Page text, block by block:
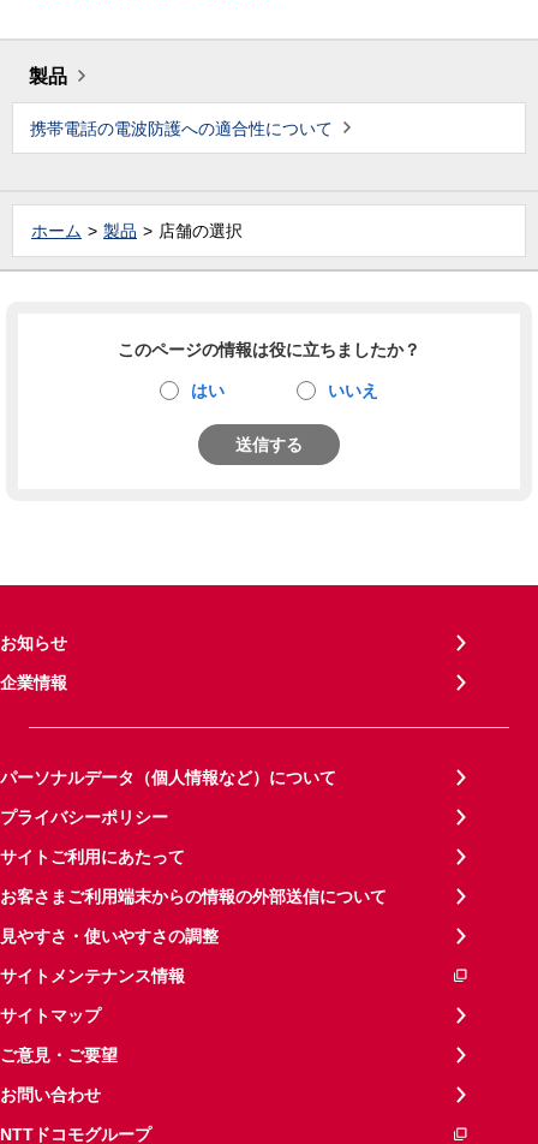
製品
携帯電話の電波防護への適合性について
ホーム 製品 店舗の選択
このページの情報は役に立ちましたか？
はい いいえ
送信する
お知らせ
企業情報
パーソナルデータ（個人情報など）について
プライバシーポリシー
サイトご利用にあたって
お客さまご利用端末からの情報の外部送信について
見やすさ・使いやすさの調整
サイトメンテナンス情報
サイトマップ
ご意見・ご要望
お問い合わせ
NTTドコモグループ